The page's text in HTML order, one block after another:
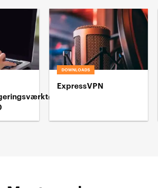
DOWNLOADS
ExpressVPN